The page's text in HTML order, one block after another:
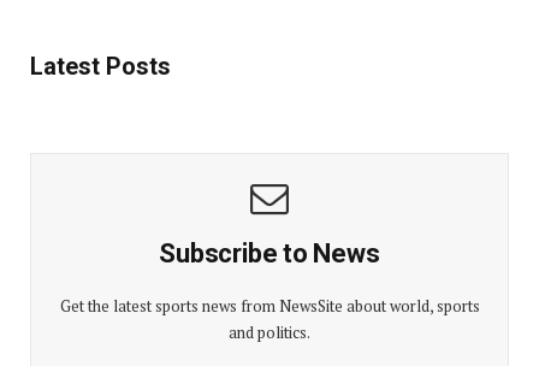
Latest Posts
Subscribe to News
Get the latest sports news from NewsSite about world, sports
and politics.